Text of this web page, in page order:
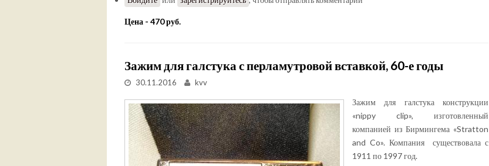
Цена - 470 руб.
Зажим для галстука с перламутровой вставкой, 60-е годы
30.11.2016 kvv
Зажим для галстука конструкции
«nippy clip», изготовленный
компанией из Бирмингема «Stratton
and Co». Компания существовала с
1911 по 1997 год.